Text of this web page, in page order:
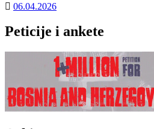
06.04.2026
Peticije i ankete